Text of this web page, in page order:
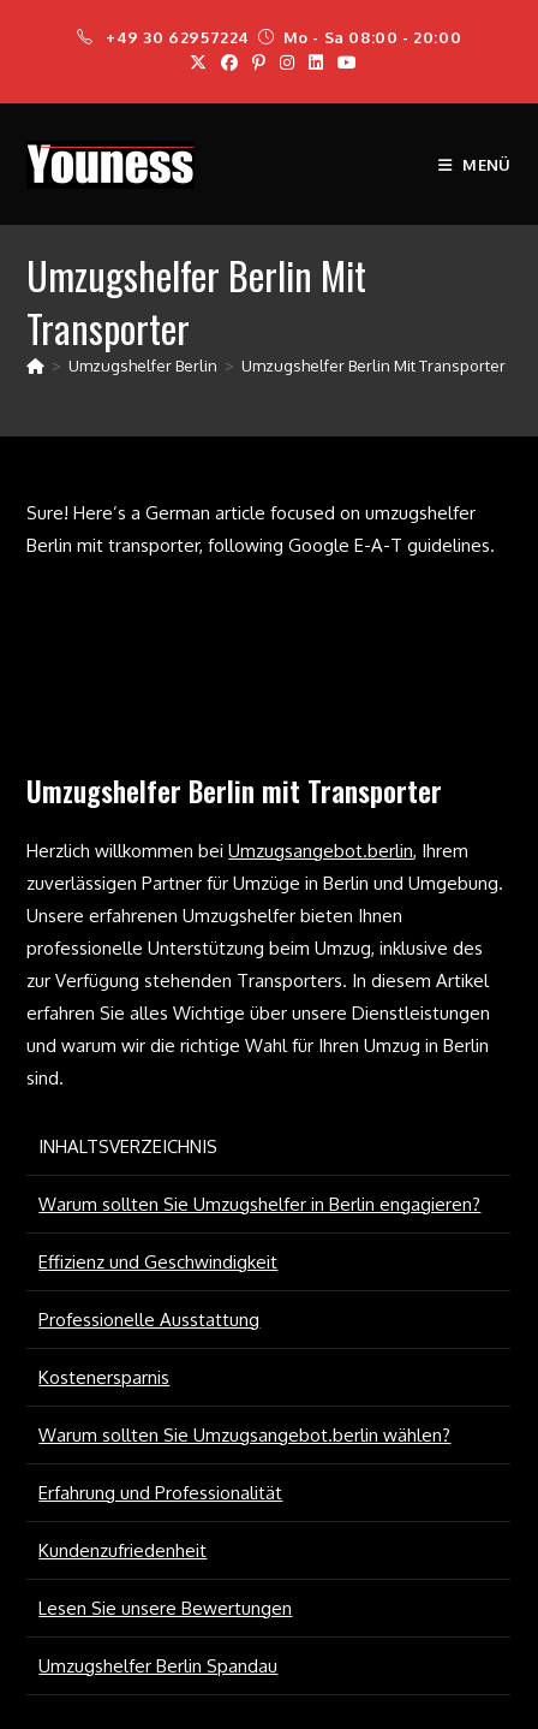
+49 30 62957224 Mo - Sa 08:00 - 20:00
MENÜ
Umzugshelfer Berlin Mit
Transporter
> Umzugshelfer Berlin > Umzugshelfer Berlin Mit Transporter
Sure! Here’s a German article focused on umzugshelfer
Berlin mit transporter, following Google E-A-T guidelines.
Umzugshelfer Berlin mit Transporter
Herzlich willkommen beiUmzugsangebot.berlin, Ihrem
zuverlässigen Partner für Umzüge in Berlin und Umgebung.
Unsere erfahrenen Umzugshelfer bieten Ihnen
professionelle Unterstützung beim Umzug, inklusive des
zur Verfügung stehenden Transporters. In diesem Artikel
erfahren Sie alles Wichtige über unsere Dienstleistungen
und warum wir die richtige Wahl für Ihren Umzug in Berlin
sind.
INHALTSVERZEICHNIS
Warum sollten Sie Umzugshelfer in Berlin engagieren?
Effizienz und Geschwindigkeit
Professionelle Ausstattung
Kostenersparnis
Warum sollten Sie Umzugsangebot.berlin wählen?
Erfahrung und Professionalität
Kundenzufriedenheit
Lesen Sie unsere Bewertungen
Umzugshelfer Berlin Spandau